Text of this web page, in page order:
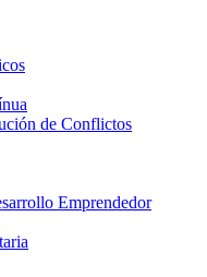
de Conflictos
Emprendedor